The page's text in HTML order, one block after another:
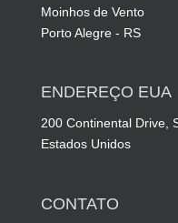
Moinhos de Vento
Porto Alegre - RS
ENDEREÇO EUA
200 Continental Drive,
Estados Unidos
CONTATO